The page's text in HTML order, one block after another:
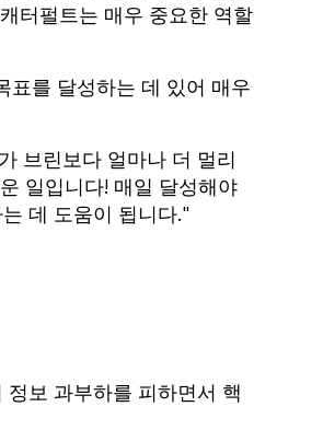
터펄트는 매우 중요한 역할
표를 달성하는 데 있어 매우
브린보다 얼마나 더 멀리
일입니다! 매일 달성해야
데 도움이 됩니다."
보 과부하를 피하면서 핵